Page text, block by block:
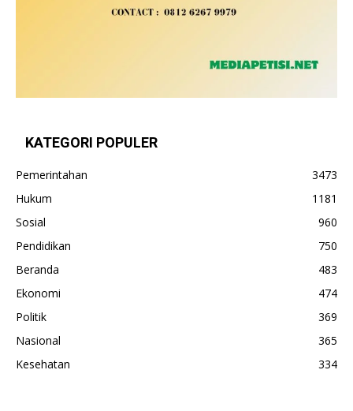
KATEGORI POPULER
Pemerintahan
3473
Hukum
1181
Sosial
960
Pendidikan
750
Beranda
483
Ekonomi
474
Politik
369
Nasional
365
Kesehatan
334